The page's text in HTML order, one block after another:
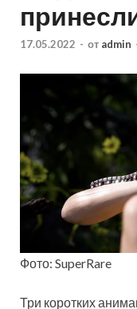
17.05.2022 - от admin
Фото: SuperRare
Три коротких